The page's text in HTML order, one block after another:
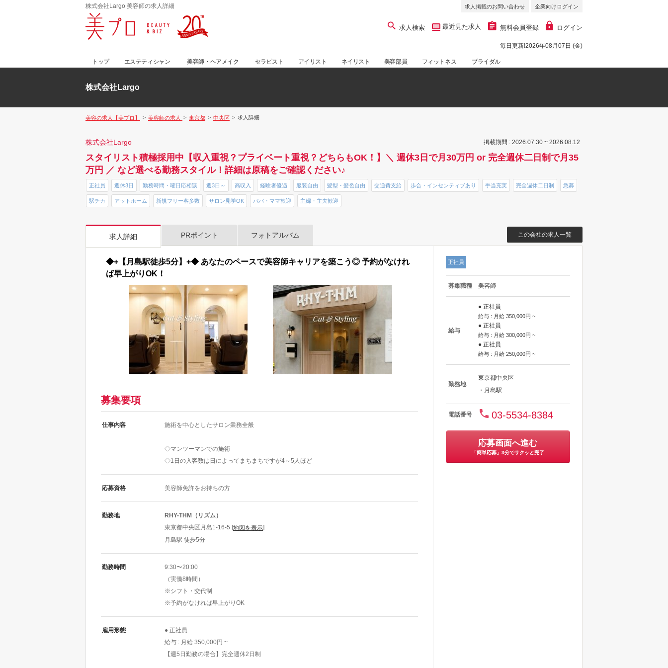
株式会社Largo 美容師の求人詳細 求人掲載のお問い合わせ 企業向けログイン
求人検索 最近見た求人 無料会員登録 ログイン
毎日更新!2026年08月07日 (金)
トップ エステティシャン 美容師・ヘアメイク セラピスト アイリスト ネイリスト 美容部員 フィットネス ブライダル
株式会社Largo
美容の求人【美プロ】 美容師の求人 東京都 中央区 求人詳細
株式会社Largo 掲載期間 : 2026.07.30 ~ 2026.08.12
スタイリスト積極採用中【収入重視？プライベート重視？どちらもOK！】＼ 週休3日で月30万円 or 完全週休二日制で月35
万円 ／ など選べる勤務スタイル！詳細は原稿をご確認ください♪
正社員 週休3日 勤務時間・曜日応相談 週3日～ 高収入 経験者優遇 服装自由 髪型・髪色自由 交通費支給 歩合・インセンティブあり 手当充実 完全週休二日制 急募
駅チカ アットホーム 新規フリー客多数 サロン見学OK パパ・ママ歓迎 主婦・主夫歓迎
求人詳細 PRポイント フォトアルバム この会社の求人一覧
◆+【月島駅徒歩5分】+◆ あなたのペースで美容師キャリアを築こう◎ 予約がなけれ
ば早上がりOK！
募集要項
仕事内容 施術を中心としたサロン業務全般
◇マンツーマンでの施術
◇1日の入客数は日によってまちまちですが4～5人ほど
応募資格 美容師免許をお持ちの方
勤務地
RHY-THM（リズム）
東京都中央区月島1-16-5 [地図を表示]
月島駅 徒歩5分
勤務時間
9:30〜20:00
（実働8時間）
※シフト・交代制
※予約がなければ早上がりOK
雇用形態
● 正社員
給与 : 月給 350,000円 ~
【週5日勤務の場合】完全週休2日制
正社員
募集職種 美容師
給与
● 正社員
給与 : 月給 350,000円 ~
● 正社員
給与 : 月給 300,000円 ~
● 正社員
給与 : 月給 250,000円 ~
勤務地
東京都中央区
・月島駅
電話番号 03-5534-8384
応募画面へ進む
「簡単応募」3分でサクッと完了